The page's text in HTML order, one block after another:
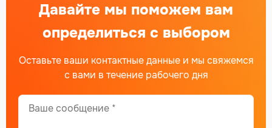
Давайте мы поможем вам
определиться с выбором
Оставьте ваши контактные данные и мы свяжемся
с вами в течение рабочего дня